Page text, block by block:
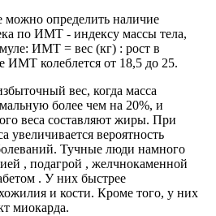
определить наличие
по ИМТ - индексу массы тела,
ИМТ = вес (кг) : рост в
ИМТ колеблется от 18,5 до 25.
вес, когда масса
более чем на 20%, и
веса составляют жиры. При
увеличивается вероятность
Тучные люди намного
, подагрой , желчнокаменной
. У них быстрее
и кости. Кроме того, у них
миокарда.